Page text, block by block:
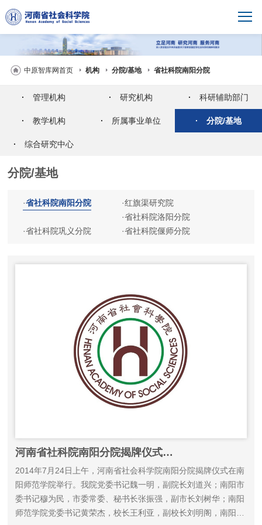
中原智库网首页 机构 分院/基地 省社科院南阳分院
· 管理机构 · 研究机构 · 科研辅助部门
· 教学机构 · 所属事业单位 · 分院/基地
· 综合研究中心
分院/基地
·省社科院南阳分院 ·红旗渠研究院
·省社科院洛阳分院
·省社科院巩义分院 ·省社科院偃师分院
河南省社科院南阳分院揭牌仪式在宛举行
2014年7月24日上午，河南省社会科学院南阳分院揭牌仪式在南
阳师范学院举行。我院党委书记魏一明，副院长刘道兴；南阳市
委书记穆为民，市委常委、秘书长张振强，副市长刘树华；南阳
师范学院党委书记黄荣杰，校长王利亚，副校长刘明阁，南阳师